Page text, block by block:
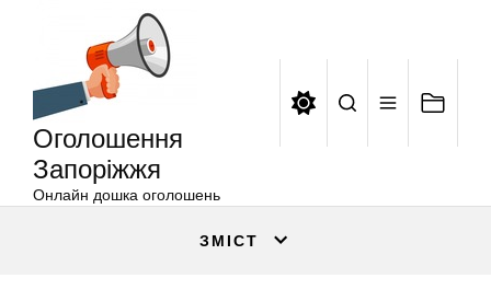
Оголошення
Запоріжжя
Онлайн дошка оголошень
ЗМІСТ